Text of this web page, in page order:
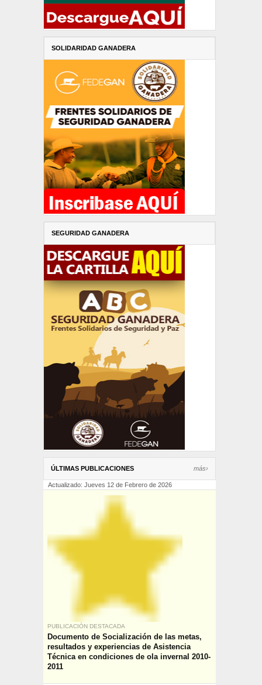
SOLIDARIDAD GANADERA
SEGURIDAD GANADERA
ÚLTIMAS PUBLICACIONES más›
Actualizado: Jueves 12 de Febrero de 2026
PUBLICACIÓN DESTACADA
Documento de Socialización de las metas,
resultados y experiencias de Asistencia
Técnica en condiciones de ola invernal 2010-
2011